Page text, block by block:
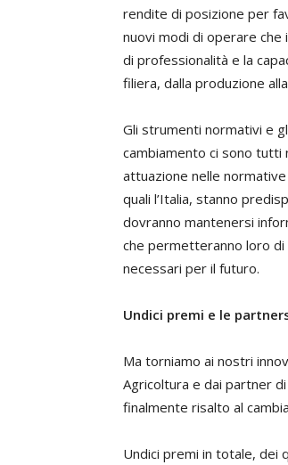
rendite di posizione per
nuovi modi di operare che
di professionalità e la
filiera, dalla produzione
Gli strumenti normativi e
cambiamento ci sono tutti
attuazione nelle
quali l’Italia, stanno
dovranno mantenersi
che permetteranno loro
necessari per il futuro.
Undici premi e le
Ma torniamo ai nostri
Agricoltura e dai partner
finalmente risalto al
Undici premi in totale, dei